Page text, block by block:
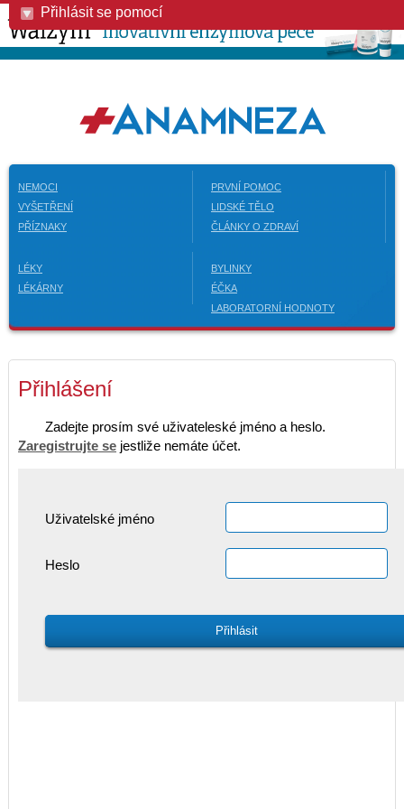
Přihlásit se pomocí
NEMOCI
VYŠETŘENÍ
PŘÍZNAKY
PRVNÍ POMOC
LIDSKÉ TĚLO
ČLÁNKY O ZDRAVÍ
LÉKY
LÉKÁRNY
BYLINKY
ÉČKA
LABORATORNÍ HODNOTY
Přihlášení
Zadejte prosím své uživateleské jméno a heslo.
Zaregistrujte se jestliže nemáte účet.
Uživatelské jméno
Heslo